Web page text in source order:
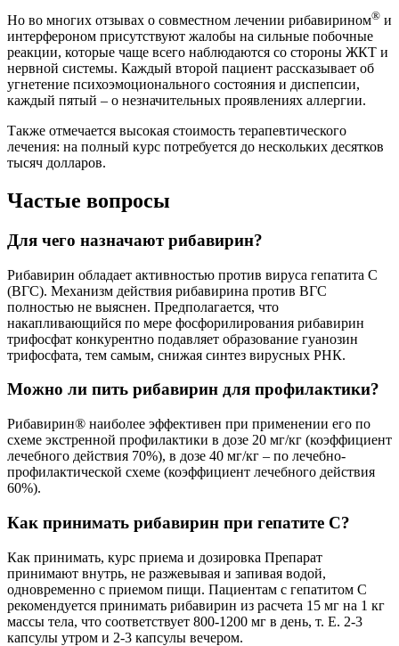
Но во многих отзывах о совместном лечении рибавирином® и
интерфероном присутствуют жалобы на сильные побочные
реакции, которые чаще всего наблюдаются со стороны ЖКТ и
нервной системы. Каждый второй пациент рассказывает об
угнетение психоэмоционального состояния и диспепсии,
каждый пятый – о незначительных проявлениях аллергии.
Также отмечается высокая стоимость терапевтического
лечения: на полный курс потребуется до нескольких десятков
тысяч долларов.
Частые вопросы
Для чего назначают рибавирин?
Рибавирин обладает активностью против вируса гепатита С
(ВГС). Механизм действия рибавирина против ВГС
полностью не выяснен. Предполагается, что
накапливающийся по мере фосфорилирования рибавирин
трифосфат конкурентно подавляет образование гуанозин
трифосфата, тем самым, снижая синтез вирусных РНК.
Можно ли пить рибавирин для профилактики?
Рибавирин® наиболее эффективен при применении его по
схеме экстренной профилактики в дозе 20 мг/кг (коэффициент
лечебного действия 70%), в дозе 40 мг/кг – по лечебно-
профилактической схеме (коэффициент лечебного действия
60%).
Как принимать рибавирин при гепатите С?
Как принимать, курс приема и дозировка Препарат
принимают внутрь, не разжевывая и запивая водой,
одновременно с приемом пищи. Пациентам с гепатитом С
рекомендуется принимать рибавирин из расчета 15 мг на 1 кг
массы тела, что соответствует 800-1200 мг в день, т. Е. 2-3
капсулы утром и 2-3 капсулы вечером.